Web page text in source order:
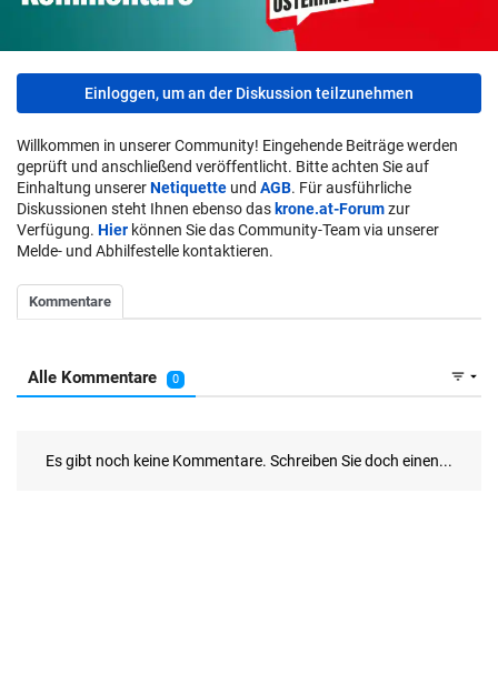
Einloggen, um an der Diskussion teilzunehmen
Willkommen in unserer Community! Eingehende Beiträge werden
geprüft und anschließend veröffentlicht. Bitte achten Sie auf
Einhaltung unsererNetiquette und AGB. Für ausführliche
Diskussionen steht Ihnen ebenso das krone.at-Forumzur
Verfügung. Hier können Sie das Community-Team via unserer
Melde- und Abhilfestelle kontaktieren.